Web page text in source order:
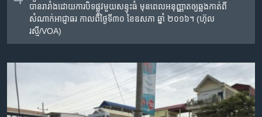
បាន​រារាំង​ដោយ​ការ​បិទផ្លូវ​​មួយ​សន្ទុះ​ធំ​ មុនពេលអនុញ្ញាត​ឲ្យ​ឆ្លង​កាត់​ពី​
សំណាក់​អាជ្ញាធរ កាល​ពី​ថ្ងៃ​ទី៣០ ខែ​ឧសភា ឆ្នាំ​ ២០១៦។ (ហ៊ុល
រស្មី/VOA)